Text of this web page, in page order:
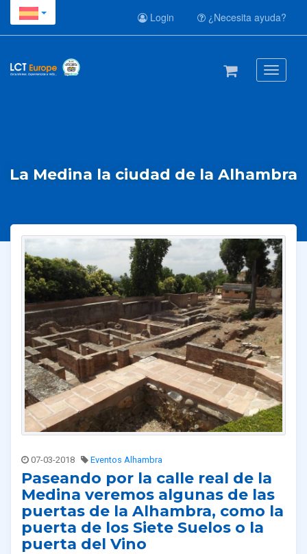
Login ¿Necesita ayuda?
Toggle
La Medina la ciudad de la Alhambra
07-03-2018 Eventos Alhambra
Paseando por la calle real de la
Medina veremos algunas de las
puertas de la Alhambra, como la
puerta de los Siete Suelos o la
puerta del Vino